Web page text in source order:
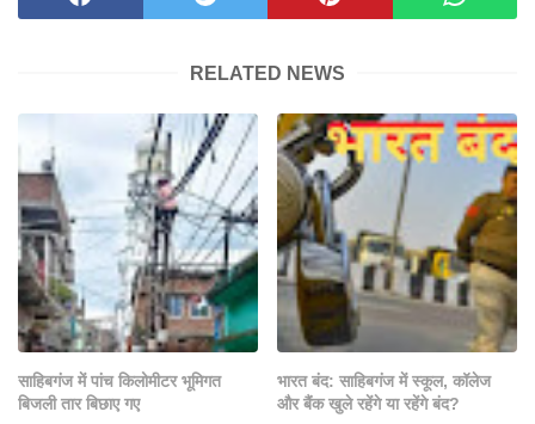
RELATED NEWS
साहिबगंज में पांच किलोमीटर भूमिगत
बिजली तार बिछाए गए
भारत बंद: साहिबगंज में स्कूल, कॉलेज
और बैंक खुले रहेंगे या रहेंगे बंद?